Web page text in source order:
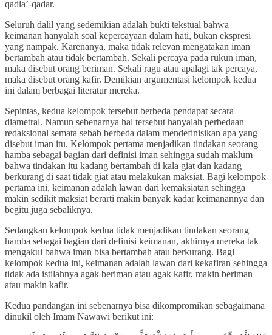
qadla’-qadar.
Seluruh dalil yang sedemikian adalah bukti tekstual bahwa
keimanan hanyalah soal kepercayaan dalam hati, bukan ekspresi
yang nampak. Karenanya, maka tidak relevan mengatakan iman
bertambah atau tidak bertambah. Sekali percaya pada rukun iman,
maka disebut orang beriman. Sekali ragu atau apalagi tak percaya,
maka disebut orang kafir. Demikian argumentasi kelompok kedua
ini dalam berbagai literatur mereka.
Sepintas, kedua kelompok tersebut berbeda pendapat secara
diametral. Namun sebenarnya hal tersebut hanyalah perbedaan
redaksional semata sebab berbeda dalam mendefinisikan apa yang
disebut iman itu. Kelompok pertama menjadikan tindakan seorang
hamba sebagai bagian dari definisi iman sehingga sudah maklum
bahwa tindakan itu kadang bertambah di kala giat dan kadang
berkurang di saat tidak giat atau melakukan maksiat. Bagi kelompok
pertama ini, keimanan adalah lawan dari kemaksiatan sehingga
makin sedikit maksiat berarti makin banyak kadar keimanannya dan
begitu juga sebaliknya.
Sedangkan kelompok kedua tidak menjadikan tindakan seorang
hamba sebagai bagian dari definisi keimanan, akhirnya mereka tak
mengakui bahwa iman bisa bertambah atau berkurang. Bagi
kelompok kedua ini, keimanan adalah lawan dari kekafiran sehingga
tidak ada istilahnya agak beriman atau agak kafir, makin beriman
atau makin kafir.
Kedua pandangan ini sebenarnya bisa dikompromikan sebagaimana
dinukil oleh Imam Nawawi berikut ini: